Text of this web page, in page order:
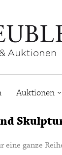
Auktionen
ganze